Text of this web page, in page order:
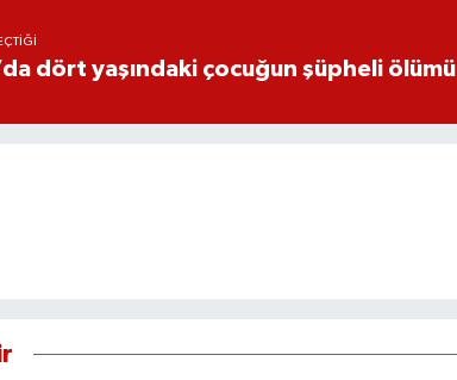
dört yaşındaki çocuğun şüpheli ölümü